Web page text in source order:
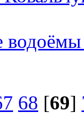
68 [69]